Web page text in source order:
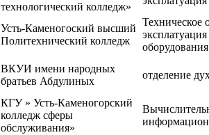
технологический колледж»
Усть-Каменогоский высший
Политехнический колледж
Техническое
ВКУИ имени народных
братьев Абдулиных
отделение
КГУ » Усть-Каменогорский
колледж сферы
обслуживания»